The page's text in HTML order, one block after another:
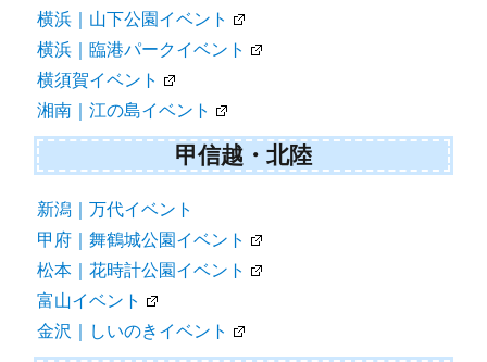
横浜｜山下公園イベント
横浜｜臨港パークイベント
横須賀イベント
湘南｜江の島イベント
甲信越・北陸
新潟｜万代イベント
甲府｜舞鶴城公園イベント
松本｜花時計公園イベント
富山イベント
金沢｜しいのきイベント